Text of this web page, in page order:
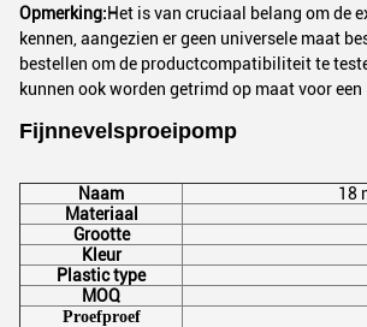
Opmerking:Het is van cruciaal belang om de
kennen, aangezien er geen universele maat
bestellen om de productcompatibiliteit te
kunnen ook worden getrimd op maat voor
Fijnnevelsproeipomp
Naam
18
Materiaal
Grootte
Kleur
Plastic type
MOQ
Proefproef